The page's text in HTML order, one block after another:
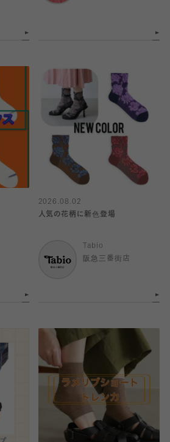
2026.08.02
人気の花柄に新色登場
Tabio
阪急三番街店